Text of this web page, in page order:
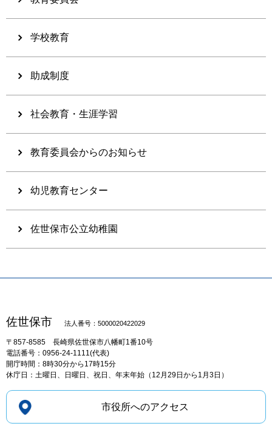
学校教育
助成制度
社会教育・生涯学習
教育委員会からのお知らせ
幼児教育センター
佐世保市公立幼稚園
佐世保市 法人番号：5000020422029
〒857-8585 長崎県佐世保市八幡町1番10号
電話番号：0956-24-1111(代表)
開庁時間：8時30分から17時15分
休庁日：土曜日、日曜日、祝日、年末年始（12月29日から1月3日）
市役所へのアクセス